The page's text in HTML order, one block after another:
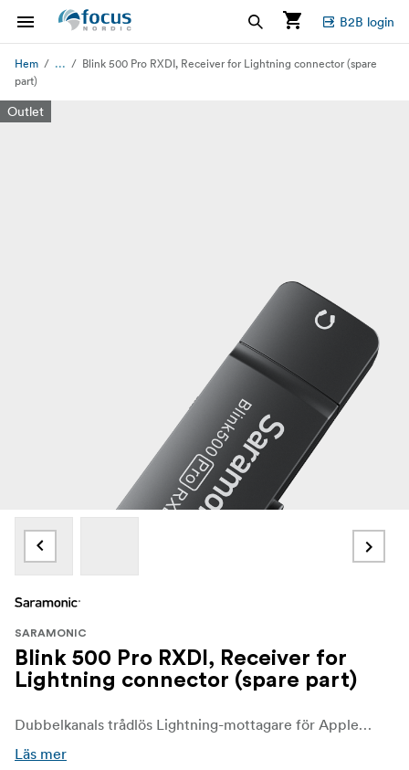
B2B login
Hem ...
Blink 500 Pro RXDI, Receiver for Lightning connector (spare
part)
Outlet
SARAMONIC
Blink 500 Pro RXDI, Receiver for
Lightning connector (spare part)
Dubbelkanals trådlös Lightning-mottagare för Apple iOS-enheter för användning med Saramonic Blink 500 PRO-systemet
Läs mer